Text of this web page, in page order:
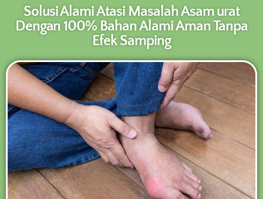
Solusi Alami Atasi Masalah Asam urat
Dengan 100% Bahan Alami Aman Tanpa
Efek Samping